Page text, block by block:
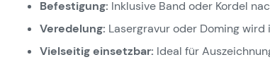
Befestigung: Inklusive Band oder Kordel
Veredelung: Lasergravur oder Doming
Vielseitig einsetzbar: Ideal für